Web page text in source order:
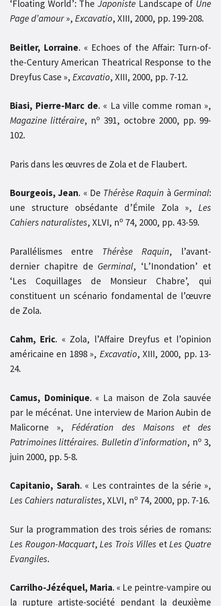
‘Floating World’: The Japoniste Landscape of Une
Page d’amour », Excavatio, XIII, 2000, pp. 199-208.
Beitler, Lorraine. « Echoes of the Affair: Turn-of-
the-Century American Theatrical Response to the
Dreyfus Case », Excavatio, XIII, 2000, pp. 7-12.
Biasi, Pierre-Marc de. « La ville comme roman »,
Magazine littéraire, no 391, octobre 2000, pp. 99-
102.
Paris dans les œuvres de Zola et de Flaubert.
Bourgeois, Jean. « De Thérèse Raquin à Germinal:
une structure obsédante d’Émile Zola », Les
Cahiers naturalistes, XLVI, no 74, 2000, pp. 43-59.
Parallélismes entre Thérèse Raquin, l’avant-
dernier chapitre de Germinal, ‘L’Inondation’ et
‘Les Coquillages de Monsieur Chabre’, qui
constituent un scénario fondamental de l’œuvre
de Zola.
Cahm, Eric. « Zola, l’Affaire Dreyfus et l’opinion
américaine en 1898 », Excavatio, XIII, 2000, pp. 13-
24.
Camus, Dominique. « La maison de Zola sauvée
par le mécénat. Une interview de Marion Aubin de
Malicorne », Fédération des Maisons et des
Patrimoines littéraires. Bulletin d’information, no 3,
juin 2000, pp. 5-8.
Capitanio, Sarah. « Les contraintes de la série »,
Les Cahiers naturalistes, XLVI, no 74, 2000, pp. 7-16.
Sur la programmation des trois séries de romans:
Les Rougon-Macquart, Les Trois Villes et Les Quatre
Evangiles.
Carrilho-Jézéquel, Maria. « Le peintre-vampire ou
la rupture artiste-société pendant la deuxième